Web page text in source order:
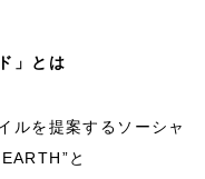
」とは
ルを提案するソーシャ
と